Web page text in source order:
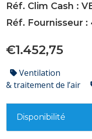
Réf. Clim Cash :
Réf. Fournisseur :
€1.452,75
Ventilation
& traitement de l’air
Disponibilité